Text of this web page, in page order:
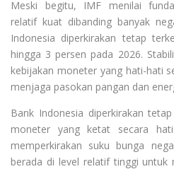
Meski begitu, IMF menilai
relatif kuat dibanding banyak
Indonesia diperkirakan tetap
hingga 3 persen pada 2026.
kebijakan moneter yang hati-hati
menjaga pasokan pangan dan
Bank Indonesia diperkirakan
moneter yang ketat secara
memperkirakan suku bunga
berada di level relatif tinggi untuk